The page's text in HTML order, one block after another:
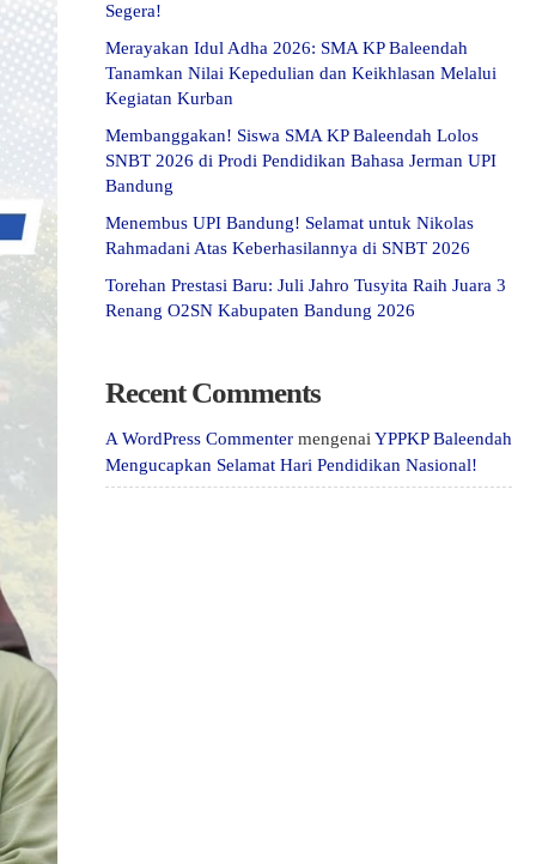
Segera!
Merayakan Idul Adha 2026: SMA KP Baleendah
Tanamkan Nilai Kepedulian dan Keikhlasan Melalui
Kegiatan Kurban
Membanggakan! Siswa SMA KP Baleendah Lolos
SNBT 2026 di Prodi Pendidikan Bahasa Jerman UPI
Bandung
Menembus UPI Bandung! Selamat untuk Nikolas
Rahmadani Atas Keberhasilannya di SNBT 2026
Torehan Prestasi Baru: Juli Jahro Tusyita Raih Juara 3
Renang O2SN Kabupaten Bandung 2026
Recent Comments
A WordPress Commenter mengenai YPPKP Baleendah
Mengucapkan Selamat Hari Pendidikan Nasional!